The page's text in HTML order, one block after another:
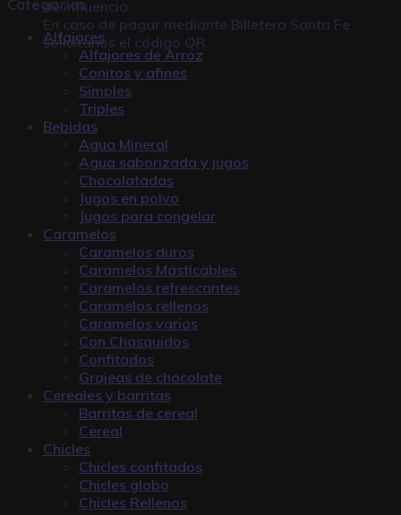
de influencia
En caso de pagar mediante Billetera Santa Fe
solicitanos el código QR
Categorías
Alfajores
Alfajores de Arroz
Conitos y afines
Simples
Triples
Bebidas
Agua Mineral
Agua saborizada y jugos
Chocolatadas
Jugos en polvo
Jugos para congelar
Caramelos
Caramelos duros
Caramelos Masticables
Caramelos refrescantes
Caramelos rellenos
Caramelos varios
Con Chasquidos
Confitados
Grajeas de chocolate
Cereales y barritas
Barritas de cereal
Cereal
Chicles
Chicles confitados
Chicles globo
Chicles Rellenos